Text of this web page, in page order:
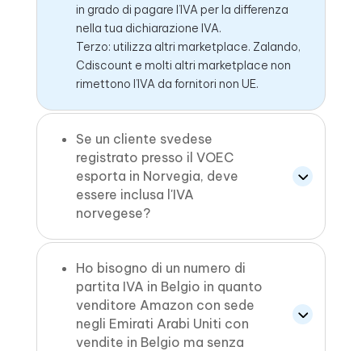
in grado di pagare l’IVA per la differenza
nella tua dichiarazione IVA.
Terzo: utilizza altri marketplace. Zalando,
Cdiscount e molti altri marketplace non
rimettono l’IVA da fornitori non UE.
Se un cliente svedese
registrato presso il VOEC
esporta in Norvegia, deve
essere inclusa l'IVA
norvegese?
Ho bisogno di un numero di
partita IVA in Belgio in quanto
venditore Amazon con sede
negli Emirati Arabi Uniti con
vendite in Belgio ma senza